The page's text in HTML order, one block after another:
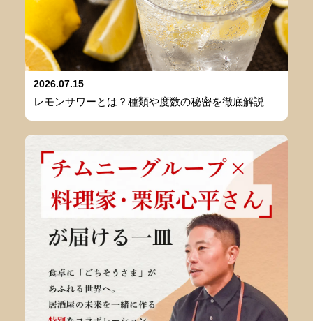
2026.07.15
レモンサワーとは？種類や度数の秘密を徹底解説